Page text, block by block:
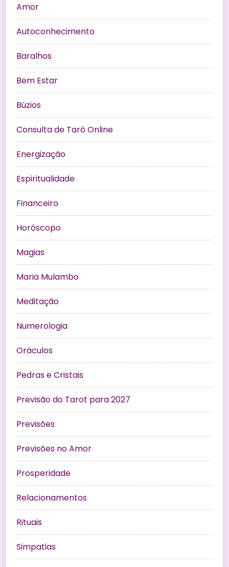
Amor
Autoconhecimento
Baralhos
Bem Estar
Búzios
Consulta de Tarô Online
Energização
Espiritualidade
Financeiro
Horóscopo
Magias
Maria Mulambo
Meditação
Numerologia
Oráculos
Pedras e Cristais
Previsão do Tarot para 2027
Previsões
Previsões no Amor
Prosperidade
Relacionamentos
Rituais
Simpatias